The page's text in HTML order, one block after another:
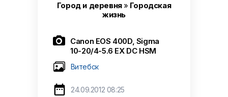
Город и деревня» Городская
жизнь
 Canon EOS 400D, Sigma
10-20/4-5.6 EX DC HSM
Витебск
 24.09.2012 08:25